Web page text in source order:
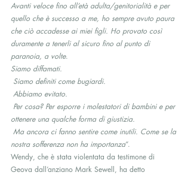
Avanti veloce fino all’età adulta/genitorialità e per
quello che è successo a me, ho sempre avuto paura
che ciò accadesse ai miei figli. Ho provato così
duramente a tenerli al sicuro fino al punto di
paranoia, a volte.
Siamo diffamati.
Siamo definiti come bugiardi.
Abbiamo evitato.
ottenere una qualche forma di giustizia.
nostra sofferenza non ha importanza“.
Wendy, che è stata violentata da testimone di
Geova dall’anziano Mark Sewell, ha detto